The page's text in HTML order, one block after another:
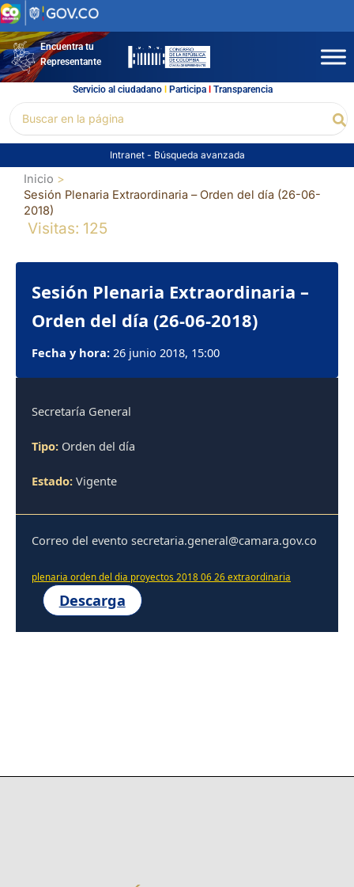
Ir
al
contenidoEncuentra tu
Representante
Servicio al ciudadano l Participal Transparencia
por:
Intranet - Búsqueda avanzada
Inicio
Sesión Plenaria Extraordinaria – Orden del día (26-06-
2018)
Visitas: 125
Sesión Plenaria Extraordinaria –
Orden del día (26-06-2018)
Fecha y hora: 26 junio 2018, 15:00
Secretaría General
Tipo: Orden del día
Estado: Vigente
Correo del evento secretaria.general@camara.gov.co
plenaria orden del dia proyectos 2018 06 26 extraordinaria
Descarga